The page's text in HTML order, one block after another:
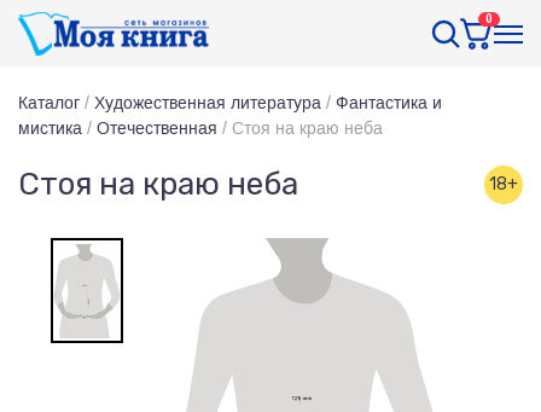
0
Каталог / Художественная литература / Фантастика и
мистика / Отечественная / Стоя на краю неба
Стоя на краю неба 18+